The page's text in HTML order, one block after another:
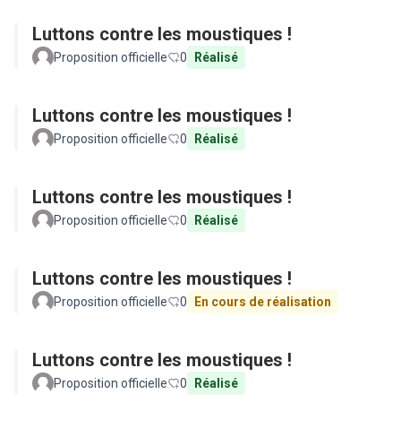
Luttons contre les moustiques !
Proposition officielle 0 Réalisé
Luttons contre les moustiques !
Proposition officielle 0 Réalisé
Luttons contre les moustiques !
Proposition officielle 0 Réalisé
Luttons contre les moustiques !
Proposition officielle 0 En cours de réalisation
Luttons contre les moustiques !
Proposition officielle 0 Réalisé